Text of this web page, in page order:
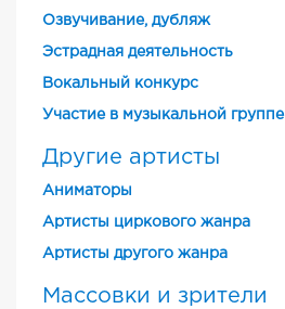
Озвучивание, дубляж
Эстрадная деятельность
Вокальный конкурс
Участие в музыкальной группе
Другие артисты
Аниматоры
Артисты циркового жанра
Артисты другого жанра
Массовки и зрители